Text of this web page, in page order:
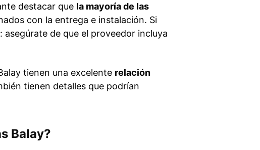
destacar que la mayoría de las
con la entrega e instalación. Si
de que el proveedor incluya
tienen una excelente relación
tienen detalles que podrían
Balay?